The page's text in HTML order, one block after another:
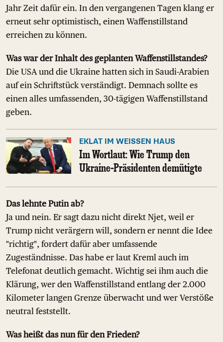
Jahr Zeit dafür ein. In den vergangenen Tagen klang er
erneut sehr optimistisch, einen Waffenstillstand
erreichen zu können.
Was war der Inhalt des geplanten Waffenstillstandes?
Die USA und die Ukraine hatten sich in Saudi-Arabien
auf ein Schriftstück verständigt. Demnach sollte es
einen alles umfassenden, 30-tägigen Waffenstillstand
geben.
EKLAT IM WEISSEN HAUS
Im Wortlaut: Wie Trump den
Ukraine-Präsidenten demütigte
Das lehnte Putin ab?
Ja und nein. Er sagt dazu nicht direkt Njet, weil er
Trump nicht verärgern will, sondern er nennt die Idee
"richtig", fordert dafür aber umfassende
Zugeständnisse. Das habe er laut Kreml auch im
Telefonat deutlich gemacht. Wichtig sei ihm auch die
Klärung, wer den Waffenstillstand entlang der 2.000
Kilometer langen Grenze überwacht und wer Verstöße
neutral feststellt.
Was heißt das nun für den Frieden?